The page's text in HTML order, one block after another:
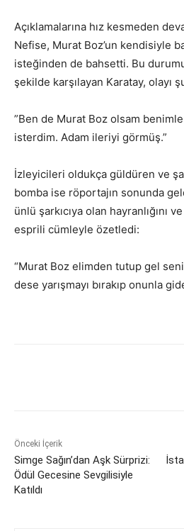
Açıklamalarına hız kesmeden
Nefise, Murat Boz’un kendisiyle
isteğinden de bahsetti. Bu
şekilde karşılayan Karatay, olayı
”Ben de Murat Boz olsam
isterdim. Adam ileriyi görmüş.”
İzleyicileri oldukça güldüren ve
bomba ise röportajın sonunda
ünlü şarkıcıya olan hayranlığını
esprili cümleyle özetledi:
“Murat Boz elimden tutup gel
dese yarışmayı bırakıp onunla
Önceki İçerik
Simge Sağın’dan Aşk Sürprizi:
Ödül Gecesine Sevgilisiyle
Katıldı